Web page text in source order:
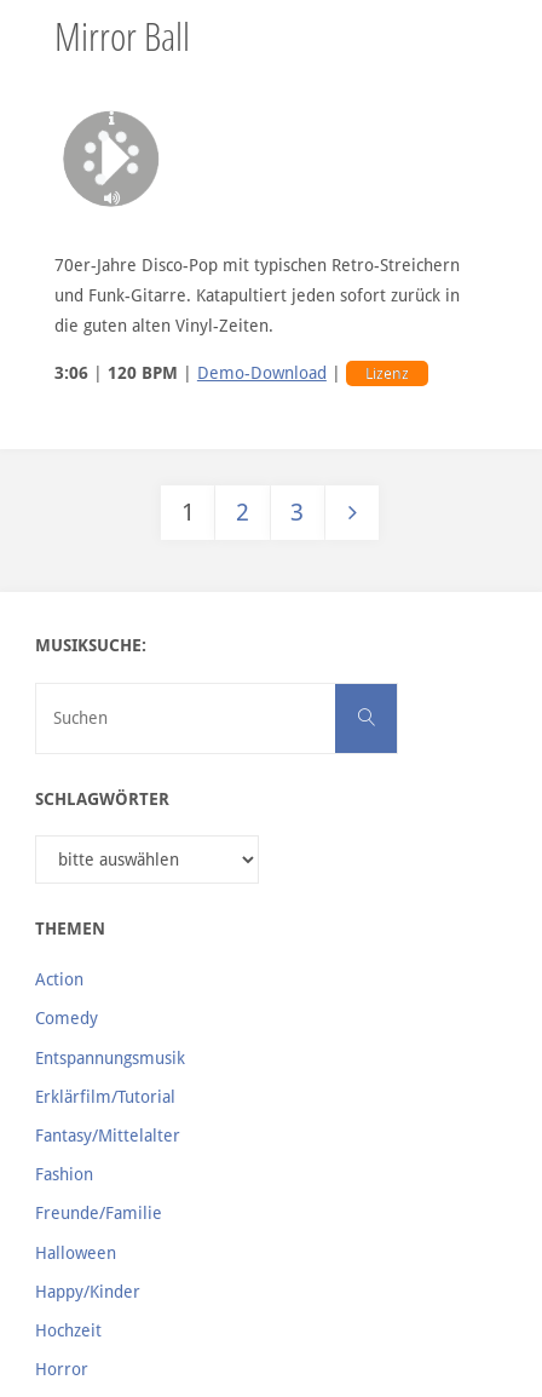
Mirror Ball
70er-Jahre Disco-Pop mit typischen Retro-Streichern
und Funk-Gitarre. Katapultiert jeden sofort zurück in
die guten alten Vinyl-Zeiten.
3:06| 120 BPM Demo-Download Lizenz
1 2 3
MUSIKSUCHE:
Suchen
SCHLAGWÖRTER
THEMEN
Action
Comedy
Entspannungsmusik
Erklärfilm/Tutorial
Fantasy/Mittelalter
Fashion
Freunde/Familie
Halloween
Happy/Kinder
Hochzeit
Horror